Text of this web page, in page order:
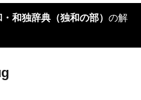
和独辞典（独和の部） の解